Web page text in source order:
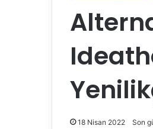
18 Nisan 2022 Son